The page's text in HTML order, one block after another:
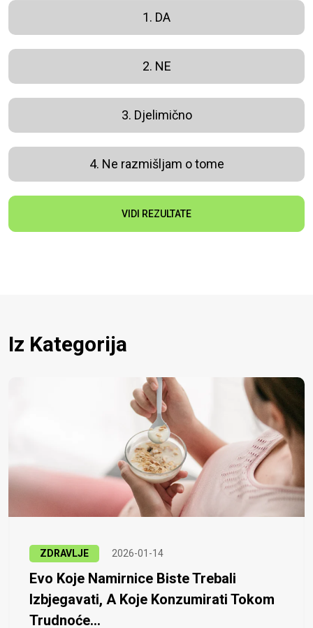
1. DA
2. NE
3. Djelimično
4. Ne razmišljam o tome
VIDI REZULTATE
Iz Kategorija
ZDRAVLJE 2026-01-14
Evo Koje Namirnice Biste Trebali
Izbjegavati, A Koje Konzumirati Tokom
Trudnoće...